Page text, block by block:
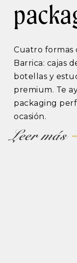
Cuatro formas
Barrica: cajas
botellas y
premium. Te
packaging
ocasión.
Leer más